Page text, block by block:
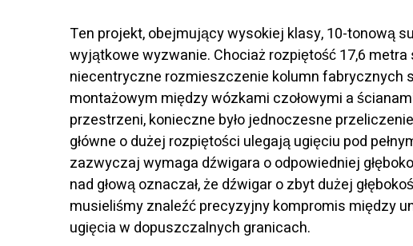
Ten projekt, obejmujący wysokiej klasy, 10-tonową
wyjątkowe wyzwanie. Chociaż rozpiętość 17,6 metra
niecentryczne rozmieszczenie kolumn fabrycznych
montażowym między wózkami czołowymi a
przestrzeni, konieczne było jednoczesne
główne o dużej rozpiętości ulegają ugięciu pod
zazwyczaj wymaga dźwigara o odpowiedniej
nad głową oznaczał, że dźwigar o zbyt dużej
musieliśmy znaleźć precyzyjny kompromis między
ugięcia w dopuszczalnych granicach.